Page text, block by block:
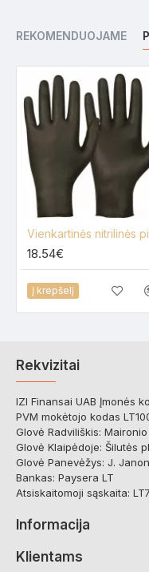
REKOMENDUOJAME
18.54€
Į krepšelį
Rekvizitai
IZI Finansai UAB Įmonės
PVM mokėtojo kodas
Glovė Radviliškis: Maironio
Glovė Klaipėdoje: Šilutės
Glovė Panevėžys: J.
Bankas: Paysera LT
Atsiskaitomoji sąskaita:
Informacija
Klientams